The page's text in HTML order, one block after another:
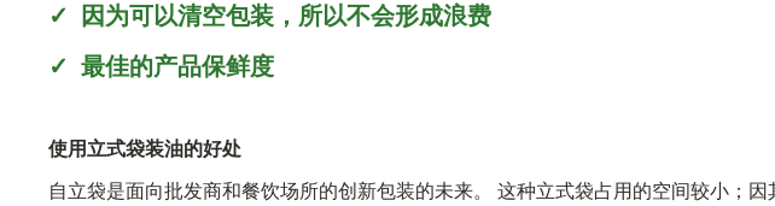
因为可以清空包装，所以不会形成浪费
最佳的产品保鲜度
使用立式袋装油的好处
自立袋是面向批发商和餐饮场所的创新包装的未来。 这种立式袋占用的空间较小；因